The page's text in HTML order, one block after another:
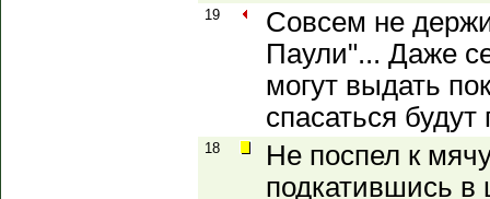
19
Совсем не
Паули"... Даже
могут выдать
спасаться будут
18
Не поспел к
подкатившись в